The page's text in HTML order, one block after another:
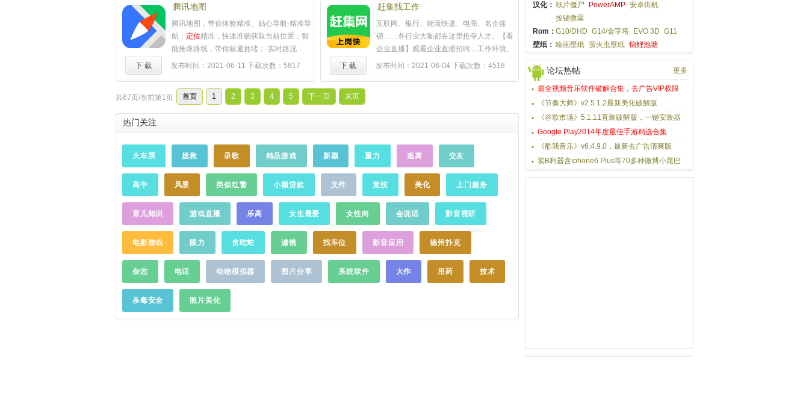
同城歌王，谁有我强；7. 演艺直播，有声有
色每天都有超过6000位美女主播24小时不间
断现场直播，你点她唱，与千万音乐爱好者
同时互动，造就网络好声音；8.个性化换肤
主题色随着背景图而改变，更有多款主题任
箱：cs@kugou.com客服QQ在线咨询：
800061578
……
各城市离线地图、离线导航数据包供免费下
载，享受准确数据的同时还能节省90%流量
精彩附近资讯-去哪吃、去哪住、去哪放松、
去哪high，精彩附近板块带您逛遍身边好去
处-附近的优惠随心选，买单付款还能支付
何问题可直接在"我的--帮助与反馈"中进行反
群：116392484官方新浪微博：@高德地图
官方微信公众号：高德地图/gaodeditu客服
电话：400-810-0080
……
的低价占比和全面丰富的旅行产品，帮助旅
行者找到性价比最高的产品和优质的信息，
聪明的安排旅行。主要功能：【机票】：随
时随地预订逾12.5万条国内国际航线机票，
店】：10万家国内酒店、20万家境外酒店，
酒店团购、夜销酒店助你超低价入住。智能
热词推荐，想你所搜，快速锁定目标酒店
【度假】：中国覆盖最广、价格最优的度假
可开启您的移动旅行生活【团购】：每日提
供16400种酒店、周边游、门票、国内游等
精彩团购产品，使用现金券和红包还有更多
优惠【门票】：覆盖国内6000多个景点和覆
盖50多个国家地区近千个海外景点，近两万
种门票平均7.5折，随时随地畅游热门景点
【火车票】：无手续费无等待随时购买火车
车】：35个一二线城市在线打车，无需提前
数小时预约，自动
定位用户所在地发送订
单，90秒内成功叫车【接送机】：154座城
市接送机服务向有往返机场需求的用户提供
经济型、舒适型、商务型、豪华型、奢华型
车型接送机服务【周边好货】：上滑首页，
我们将为您推荐周边您想要的客栈、门票、
度假等商品【汽车票】：无手续费快速购买
小清新；搜狗地图-十周年纪念版十年品质，
专注出行整整十年，搜狗地图一直专注于用
户出行品质的提升，潜心产品研发及技术创
新，目前多项核心技术和功能始终行业领
最优，最省时间；推出3D市街图，车道清
晰，指引无误；同时搜索地点、路径规划、
狗地图，邀您一起见证下一个辉煌！十周年
庆典，活动介绍6月15日搜狗地图十周年庆
典活动将重磅推出，百万豪礼相送，当日登
陆即送积分，另有商城打折、送加油卡、送
话费、房车环城游等多项活动同时推出。
【十年●狂欢】【十年●述说】【十年●分
享】【十年●聚首】特色功能【 实时避堵】
街图导航新体验；【省电节能】导航状态也
能超省电；【导航轨迹】记录+珍藏+分享自
驾导航轨迹；【精简播报】语音导航简短扼
要;【车道提醒】车道图指引行车车道;联系我
们新浪微博：搜狗地图微信公共账号：
腾讯地图
腾讯地图，带你体验精准、贴心导航-精准导
航： 定位精准，快速准确获取当前位置；智
能推荐路线，带你躲避拥堵；-实时路况：
200+城市实时路况实时刷新，拥堵情况早知
导航，特色方言导航伴你出行；-室内地图：
2000+套室内地图，覆盖各大机场、火车
站、主流商场；-探索周边：附近吃喝玩乐好
流程简单，使用快捷高效；【温馨提示】-在
使用语音导航功能，请保持"设置"中"后台应
用程序刷新"开启，以保证导航功能在后台正
常运行-Continued use of GPS running in
the background can dramatically decrease
battery life.【遇到问题请联系我们】-官方网
站：http://map.qq.com/mobile/-官方论坛：
http://bbs.map.qq.com-官方用户交流QQ
群：299591474 135744177-您还可以直接
在应用内"设置-意见反馈"中进行反馈，我们
会及时处理您的问题
下 载 发布时间：2021-06-11 下载次数：5817
赶集找工作
互联网、银行、物流快递、电商、名企连
锁……各行业大咖都在这里抢夺人才。【看
企业直播】观看企业直播招聘，工作环境、
福利待遇提前了解，躺着找到满意工作；
下 载 发布时间：2021-06-04 下载次数：4518
共67页/当前第1页 首页 1 2 3 4 5 下一页 末页
热门关注
火车票 拯救 录歌 精品游戏 新颖 重力 逃离 交友
高中 风景 类似红警 小额贷款 文件 竞技 美化 上门服务
育儿知识 游戏直播 乐高 女生最爱 女性向 会说话 影音视听
电影游戏 眼力 贪吃蛇 滤镜 找车位 影音应用 德州扑克
杂志 电话 动物模拟器 图片分享 系统软件 大作 用药 技术
杀毒安全 照片美化
汉化： 纸片僵尸 PowerAMP 安卓街机
按键救星
Rom：G10/DHD G14/金字塔 EVO 3D G11
壁纸： 绘画壁纸 萤火虫壁纸 锦鲤池塘
论坛热帖 更多
最全视频音乐软件破解合集，去广告VIP权限
《节奏大师》v2.5.1.2最新美化破解版
《谷歌市场》5.1.11直装破解版，一键安装器
Google Play2014年度最佳手游精选合集
《酷我音乐》v6.4.9.0，最新去广告清爽版
装B利器含iphone6 Plus等70多种微博小尾巴